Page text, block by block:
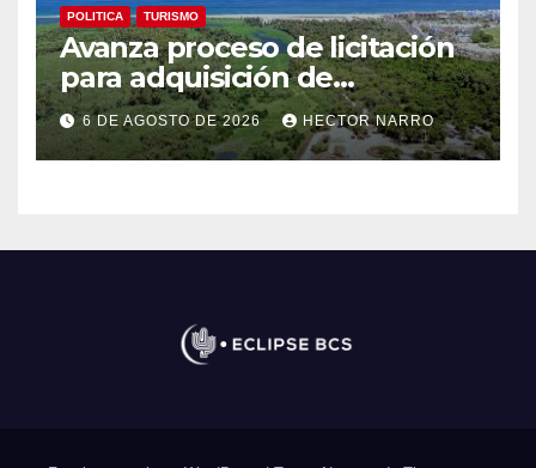
POLITICA TURISMO
Avanza proceso de licitación
para adquisición de
maquinaria del Plan de
Regeneración del Estero
Josefino
6 DE AGOSTO DE 2026 HECTOR NARRO